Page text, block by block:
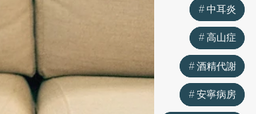
中耳炎
高山症
酒精代謝
安寧病房
中耳炎
高山症
酒精代謝
安寧病房